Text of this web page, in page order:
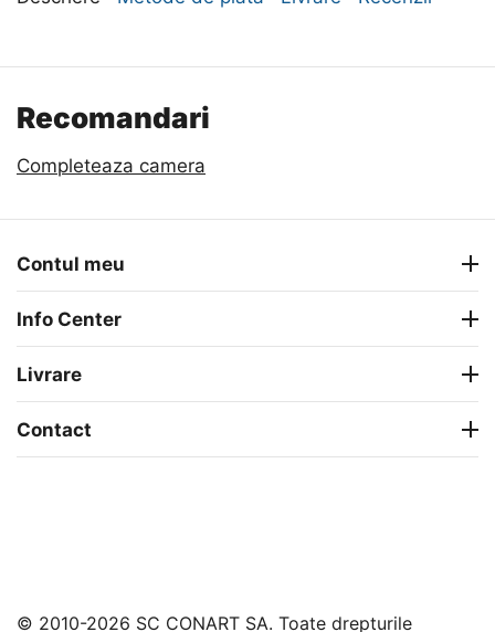
Recomandari
Completeaza camera
Contul meu
Info Center
Livrare
Contact
© 2010-2026 SC CONART SA. Toate drepturile